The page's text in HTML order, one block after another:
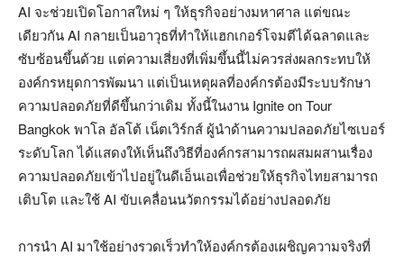
AI จะช่วยเปิดโอกาสใหม่ ๆ ให้ธุรกิจอย่างมหาศาล แต่ขณะ
เดียวกัน AI กลายเป็นอาวุธที่ทำให้แฮกเกอร์โจมตีได้ฉลาดและ
ซับซ้อนขึ้นด้วย แต่ความเสี่ยงที่เพิ่มขึ้นนี้ไม่ควรส่งผลกระทบให้
องค์กรหยุดการพัฒนา แต่เป็นเหตุผลที่องค์กรต้องมีระบบรักษา
ความปลอดภัยที่ดีขึ้นกว่าเดิม ทั้งนี้ในงาน Ignite on Tour
Bangkok พาโล อัลโต้ เน็ตเวิร์กส์ ผู้นำด้านความปลอดภัยไซเบอร์
ระดับโลก ได้แสดงให้เห็นถึงวิธีที่องค์กรสามารถผสมผสานเรื่อง
ความปลอดภัยเข้าไปอยู่ในดีเอ็นเอเพื่อช่วยให้ธุรกิจไทยสามารถ
เติบโต และใช้ AI ขับเคลื่อนนวัตกรรมได้อย่างปลอดภัย
การนำ AI มาใช้อย่างรวดเร็วทำให้องค์กรต้องเผชิญความจริงที่